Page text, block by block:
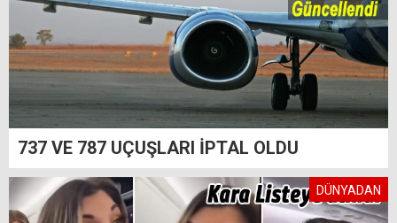
737 VE 787 UÇUŞLARI İPTAL OLDU
DÜNYADAN